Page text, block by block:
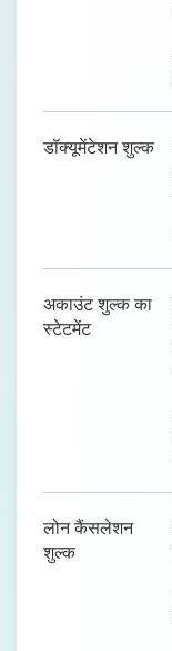
डॉक्यूमेंटेशन शुल्क
अकाउंट शुल्क का
स्टेटमेंट
लोन कैंसलेशन
शुल्क